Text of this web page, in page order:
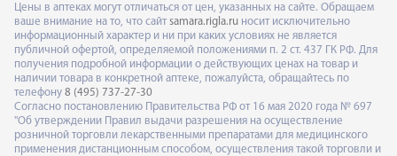
Цены в аптеках могут отличаться от цен, указанных на сайте. Обращаем
ваше внимание на то, что сайт samara.rigla.ru носит исключительно
информационный характер и ни при каких условиях не является
публичной офертой, определяемой положениями п. 2 ст. 437 ГК РФ. Для
получения подробной информации о действующих ценах на товар и
наличии товара в конкретной аптеке, пожалуйста, обращайтесь по
телефону 8 (495) 737-27-30
Согласно постановлению Правительства РФ от 16 мая 2020 года № 697
"Об утверждении Правил выдачи разрешения на осуществление
розничной торговли лекарственными препаратами для медицинского
применения дистанционным способом, осуществления такой торговли и